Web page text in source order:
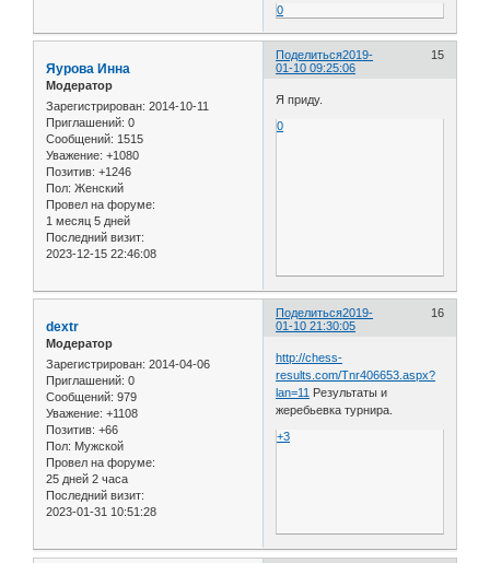
0
Поделиться 15
2019-
01-10 09:25:06
Яурова Инна
Модератор
Зарегистрирован: 2014-10-11
Приглашений: 0
Сообщений: 1515
Уважение: +1080
Позитив: +1246
Пол: Женский
Провел на форуме:
1 месяц 5 дней
Последний визит:
2023-12-15 22:46:08
Я приду.
0
Поделиться 16
2019-
01-10 21:30:05
dextr
Модератор
Зарегистрирован: 2014-04-06
Приглашений: 0
Сообщений: 979
Уважение: +1108
Позитив: +66
Пол: Мужской
Провел на форуме:
25 дней 2 часа
Последний визит:
2023-01-31 10:51:28
http://chess-
results.com/Tnr406653.aspx?
lan=11
Результаты и
жеребьевка турнира.
+3